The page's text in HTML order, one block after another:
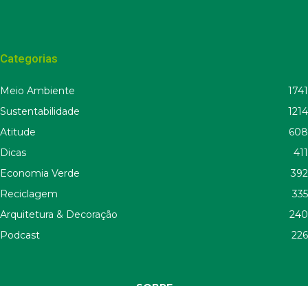
Categorias
Meio Ambiente
1741
Sustentabilidade
1214
Atitude
608
Dicas
411
Economia Verde
392
Reciclagem
335
Arquitetura & Decoração
240
Podcast
226